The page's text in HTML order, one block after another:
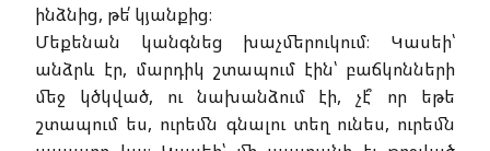
ինձնից, թե՛ կյանքից։
Մեքենան կանգնեց խաչմերուկում։ Կասեի՝
անձրև էր, մարդիկ շտապում էին՝ բաճկոնների
մեջ կծկված, ու նախանձում էի, չէ՞ որ եթե
շտապում ես, ուրեմն գնալու տեղ ունես, ուրեմն